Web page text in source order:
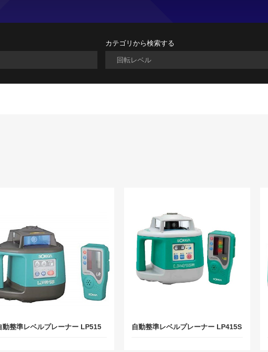
カテゴリから検索する
動整準レベルプレーナー LP515 自動整準レベルプレーナー LP415S